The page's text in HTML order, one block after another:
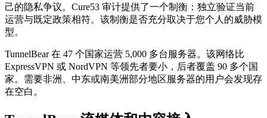
己的隐私争议。Cure53 审计提供了一个制衡：独立验证当前
运营与既定政策相符。该制衡是否充分取决于您个人的威胁模
型。
TunnelBear 在 47 个国家运营 5,000 多台服务器。该网络比
ExpressVPN 或 NordVPN 等领先者要小，后者覆盖 90 多个国
家。需要非洲、中东或南美洲部分地区服务器的用户会发现存
在空白。